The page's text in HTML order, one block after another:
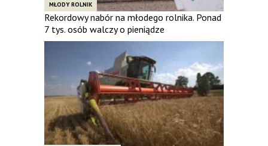
MŁODY ROLNIK
Rekordowy nabór na młodego rolnika. Ponad
7 tys. osób walczy o pieniądze